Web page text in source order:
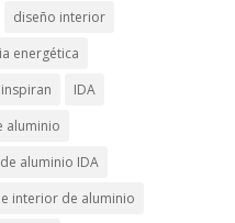
diseño interior
energética
IDA
aluminio
aluminio IDA
interior de aluminio